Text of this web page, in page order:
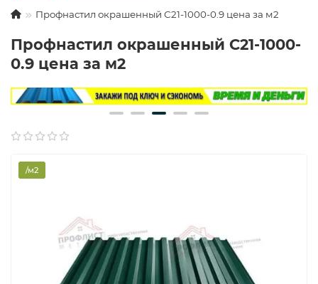
Профнастил окрашенный С21-1000-0.9 цена за м2
Профнастил окрашенный С21-1000-
0.9 цена за м2
/м2